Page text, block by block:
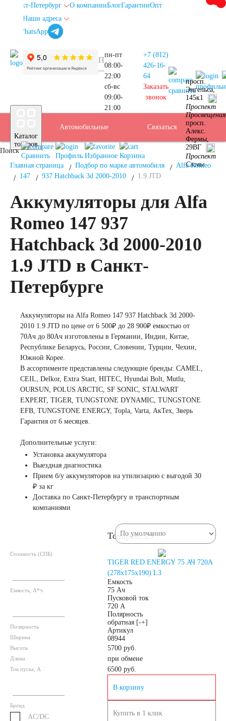
Санкт-Петербург О компанииБлогГарантииОпт
Наши адреса
пн-пт
08:00-
22:00
сб-вс
09:00-
21:00
+7 (812)
426-16-
64
Заказать
звонок
сравнить
профиль
Каталог
товаров
Автомобильные
аккумуляторы
Легковые
автомобили
Емкость (A/H)
38
42 43 44
50 52 53
54 55 56
61 62
64 65 66
77 80
85
95
Подбор
АКБ
Услуги
Бренды
Доставка
Оплата
Прием
Б/У
АКБ
Контакты
Связаться
Санкт-
просп.
Энгельса,
145к1
Проспект
Просвещения
просп.
Алекс.
Фермы,
29ВГ
Проспект
Славы
Поиск
Сравнить Профиль Избранное Корзина
Главная страница
Подбор по марке автомобиля
Alfa Romeo
147
937 Hatchback 3d 2000-2010 1.9 JTD
Аккумуляторы для Alfa
Romeo 147 937
Hatchback 3d 2000-2010
1.9 JTD в Санкт-
Петербурге
Аккумуляторы на Alfa Romeo 147 937 Hatchback 3d 2000-
2010 1.9 JTD по цене от 6 500₽ до 28 900₽ емкостью от
70Ач до 80Ач изготовлены в Германии, Индии, Китае,
Республике Беларусь, России, Словении, Турции, Чехии,
Южной Корее.
В ассортименте представлены следующие бренды: CAMEL,
CEIL, Delkor, Extra Start, HITEC, Hyundai Bolt, Mutlu,
OURSUN, POLUS ARCTIC, SF SONIC, STALWART
EXPERT, TIGER, TUNGSTONE DYNAMIC, TUNGSTONE
EFB, TUNGSTONE ENERGY, Topla, Varta, АкТех, Зверь
Гарантия от 6 месяцев.
Дополнительные услуги:
Установка аккумулятора
Выездная диагностика
Прием б/у аккумуляторов на утилизацию с выгодой 30
₽ за кг
Доставка по Санкт-Петербургу и транспортным
компаниями
Стоимость (СПБ)
Емкость, А*ч
Полярность
Ширина
Высота
Длина
Ток пуска, А
Бренд
AC/DC
Товаров: 29
TIGER RED ENERGY 75 АЧ 720A
(278x175x190) L3
Емкость
75 Ач
Пусковой ток
720 А
Полярность
обратная [-+]
Артикул
08944
5700 руб.
при обмене
6500 руб.
В корзину
Купить в 1 клик